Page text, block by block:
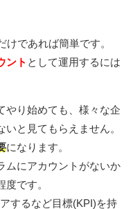
であれば簡単です。
ント として運用するには
やり始めても、様々な企
いと見てもらえません。
になります。
ムにアカウントがないか
です。
するなど目標(KPI)を持